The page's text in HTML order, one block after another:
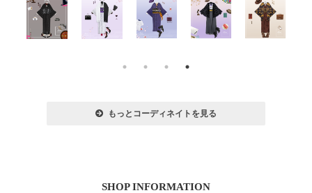
もっとコーディネイトを見る
SHOP INFORMATION